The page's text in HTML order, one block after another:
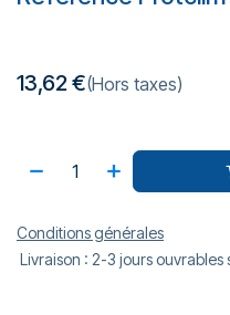
13,62€(Hors taxes)
Conditions générales
Livraison : 2-3 jours ouvrables